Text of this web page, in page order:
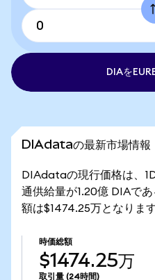
DIAを
DIAdataの最新市場情報
DIAdataの現行価格は、
通供給量が1.20億 DIAで
額は$1474.25万となります
時価総額
$1474.25万
取引量 (24時間)